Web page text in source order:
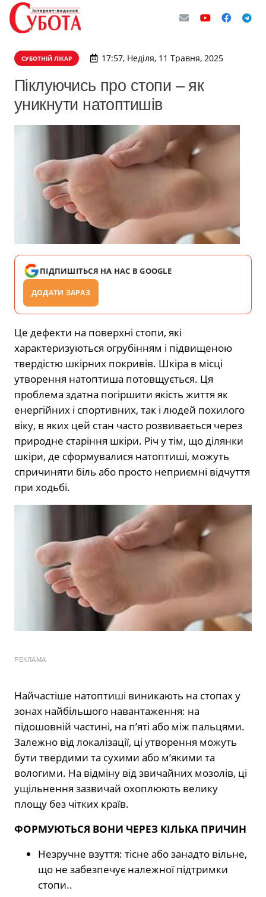
СУБОТНІЙ ЛІКАР 17:57, Неділя, 11 Травня, 2025
Піклуючись про стопи – як
уникнути натоптишів
ПІДПИШІТЬСЯ НА НАС В GOOGLE
ДОДАТИ ЗАРАЗ
Це дефекти на поверхні стопи, які
характеризуються огрубінням і підвищеною
твердістю шкірних покривів. Шкіра в місці
утворення натоптиша потовщується. Ця
проблема здатна погіршити якість життя як
енергійних і спортивних, так і людей похилого
віку, в яких цей стан часто розвивається через
природне старіння шкіри. Річ у тім, що ділянки
шкіри, де сформувалися натоптиші, можуть
спричиняти біль або просто неприємні відчуття
при ходьбі.
РЕКЛАМА
Найчастіше натоптиші виникають на стопах у
зонах найбільшого навантаження: на
підошовній частині, на п’яті або між пальцями.
Залежно від локалізації, ці утворення можуть
бути твердими та сухими або м’якими та
вологими. На відміну від звичайних мозолів, ці
ущільнення зазвичай охоплюють велику
площу без чітких країв.
ФОРМУЮТЬСЯ ВОНИ ЧЕРЕЗ КІЛЬКА ПРИЧИН
Незручне взуття: тісне або занадто вільне,
що не забезпечує належної підтримки
стопи..